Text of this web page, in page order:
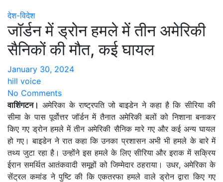
देश-विदेश
जॉर्डन में ड्रोन हमले में तीन अमेरिकी
सैनिकों की मौत, कई घायल
January 30, 2024
hill voice
No Comments
वाशिंगटन। अमेरिका के राष्ट्रपति जो बाइडेन ने कहा है कि सीरिया की
सीमा के पास पूर्वोत्तर जॉर्डन में तैनात अमेरिकी बलों को निशाना बनाकर
किए गए ड्रोन हमले में तीन अमेरिकी सैनिक मारे गए और कई अन्य घायल
हो गए। बाइडेन ने रात कहा कि उनका प्रशासन अभी भी हमले के बारे में
तथ्य जुटा रहा है। उन्होंने इस हमले के लिए सीरिया और इराक में सक्रिय
ईरान समर्थित आतंकवादी समूहों को जिम्मेदार ठहराया। उधर, अमेरिका के
सेंट्रल कमांड ने पुष्टि की कि एकतरफा हमले वाले ड्रोन द्वारा किए गए